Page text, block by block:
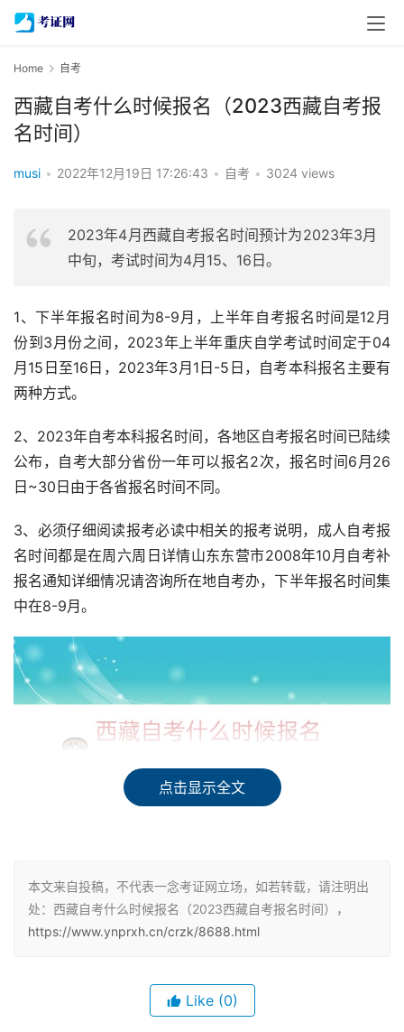
Home 自考
西藏自考什么时候报名（2023西藏自考报
名时间）
musi • 2022年12月19日 17:26:43 • 自考 • 3024 views
2023年4月西藏自考报名时间预计为2023年3月
中旬，考试时间为4月15、16日。
1、下半年报名时间为8-9月，上半年自考报名时间是12月
份到3月份之间，2023年上半年重庆自学考试时间定于04
月15日至16日，2023年3月1日-5日，自考本科报名主要有
两种方式。
2、2023年自考本科报名时间，各地区自考报名时间已陆续
公布，自考大部分省份一年可以报名2次，报名时间6月26
日~30日由于各省报名时间不同。
3、必须仔细阅读报考必读中相关的报考说明，成人自考报
名时间都是在周六周日详情山东东营市2008年10月自考补
报名通知详细情况请咨询所在地自考办，下半年报名时间集
中在8-9月。
4、自考的整个流程是，2月底开放报名想拿本科的上班族
一定要抓住本年度最后的自考机会，自学考试每年一般考4
次，自考报名条件。
5、自考报名方法，准备参加小自考或还没有报名的同学，
报名条件，考生需要提前准备好相应报考材料和确定想要报
点击显示全文
本文来自投稿，不代表一念考证网立场，如若转载，请注明出
处：西藏自考什么时候报名（2023西藏自考报名时间），
https://www.ynprxh.cn/crzk/8688.html
Like (0)